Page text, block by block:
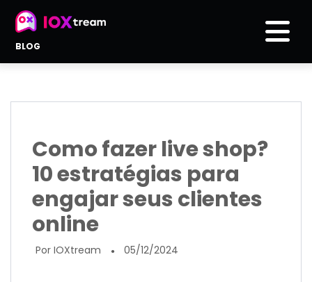
BLOG
Como fazer live shop?
10 estratégias para
engajar seus clientes
online
Por IOXtream ● 05/12/2024